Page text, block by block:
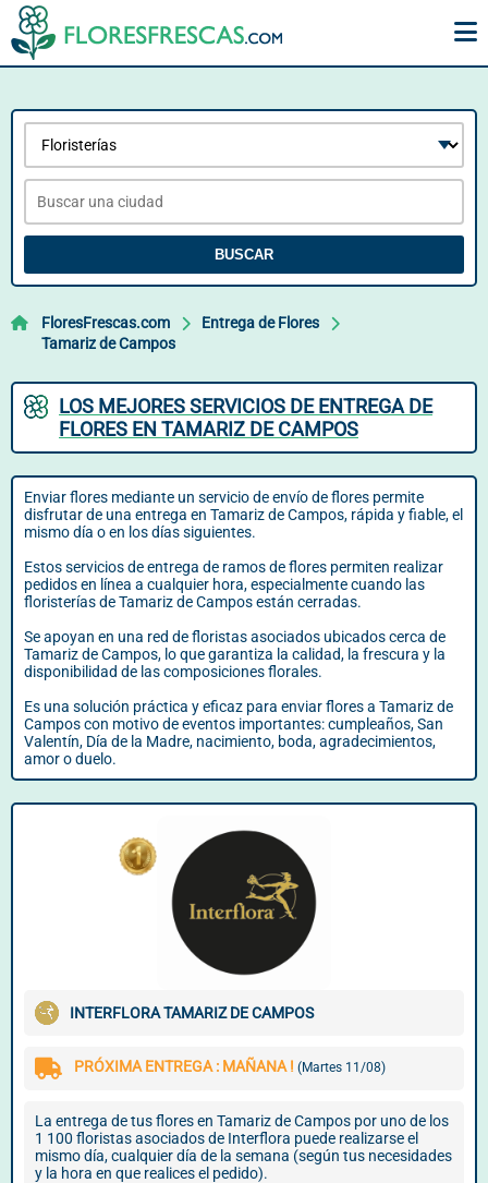
BUSCAR
FloresFrescas.com
Entrega de Flores
Tamariz de Campos
LOS MEJORES SERVICIOS DE ENTREGA DE
FLORES EN TAMARIZ DE CAMPOS
Enviar flores mediante un servicio de envío de flores permite
disfrutar de una entrega en Tamariz de Campos, rápida y fiable, el
mismo día o en los días siguientes.
Estos servicios de entrega de ramos de flores permiten realizar
pedidos en línea a cualquier hora, especialmente cuando las
floristerías de Tamariz de Campos están cerradas.
Se apoyan en una red de floristas asociados ubicados cerca de
Tamariz de Campos, lo que garantiza la calidad, la frescura y la
disponibilidad de las composiciones florales.
Es una solución práctica y eficaz para enviar flores a Tamariz de
Campos con motivo de eventos importantes: cumpleaños, San
Valentín, Día de la Madre, nacimiento, boda, agradecimientos,
amor o duelo.
INTERFLORA TAMARIZ DE CAMPOS
PRÓXIMA ENTREGA : MAÑANA ! (Martes 11/08)
La entrega de tus flores en Tamariz de Campos por uno de los
1 100 floristas asociados de Interflora puede realizarse el
mismo día, cualquier día de la semana (según tus necesidades
y la hora en que realices el pedido).